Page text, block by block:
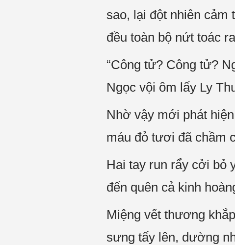
sao, lại đột nhiên
đều toàn bộ nứt toác
“Công tử? Công tử?
Ngọc vội ôm lấy Ly
Nhờ vậy mới phát
máu đỏ tươi đã chầm
Hai tay run rẩy cởi bỏ
đến quên cả kinh
Miệng vết thương
sưng tấy lên, dường